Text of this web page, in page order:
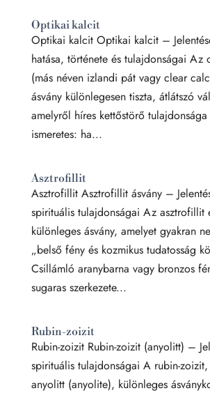
Optikai kalcit
Optikai kalcit Optikai kalcit –
hatása, története és tulajdonságai Az
(más néven izlandi pát vagy clear
ásvány különlegesen tiszta, átlátszó
amelyről híres kettőstörő
ismeretes: ha...
Asztrofillit
Asztrofillit Asztrofillit ásvány –
spirituális tulajdonságai Az asztrofillit
különleges ásvány, amelyet gyakran
„belső fény és kozmikus tudatosság
Csillámló aranybarna vagy bronzos
sugaras szerkezete...
Rubin-zoizit
Rubin-zoizit Rubin-zoizit (anyolitt) –
spirituális tulajdonságai A rubin-zoizit,
anyolitt (anyolite), különleges